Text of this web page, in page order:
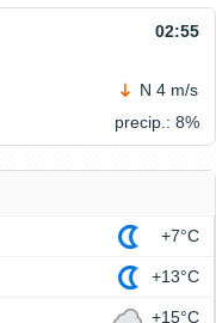
02:55
N 4 m/s
precip.: 8%
+7°C
+13°C
+15°C